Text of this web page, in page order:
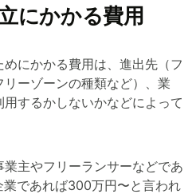
にかかる費用
めにかかる費用は、進出先（フ
ーゾーンの種類など）、業
するかしないかなどによって
主やフリーランサーなどであ
であれば300万円〜と言われ